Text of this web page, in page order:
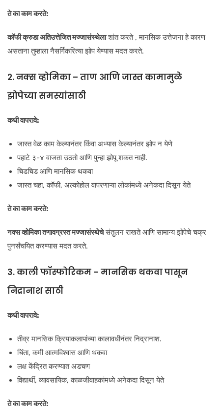
ते का काम करते:
कॉफी क्रुडाअतिउत्तेजित मज्जासंस्थेलाशांत करते , मानसिक उत्तेजना हे कारण
असताना तुम्हाला नैसर्गिकरित्या झोप येण्यास मदत करते.
२. नक्स व्होमिका – ताण आणि जास्त कामामुळे
झोपेच्या समस्यांसाठी
कधी वापरावे:
जास्त वेळ काम केल्यानंतर किंवा अभ्यास केल्यानंतर झोप न येणे
पहाटे ३-४ वाजता उठतो आणि पुन्हा झोपू शकत नाही.
चिडचिड आणि मानसिक थकवा
जास्त चहा, कॉफी, अल्कोहोल वापरणाऱ्या लोकांमध्ये अनेकदा दिसून येते
ते का काम करते:
नक्स व्होमिकातणावग्रस्त मज्जासंस्थेचेसंतुलन राखते आणि सामान्य झोपेचे चक्र
पुनर्संचयित करण्यास मदत करते.
3. काली फॉस्फोरिकम – मानसिक थकवा पासून
निद्रानाश साठी
कधी वापरावे:
तीव्र मानसिक क्रियाकलापांच्या कालावधीनंतर निद्रानाश.
चिंता, कमी आत्मविश्वास आणि थकवा
लक्ष केंद्रित करण्यात अडचण
विद्यार्थी, व्यावसायिक, काळजीवाहकांमध्ये अनेकदा दिसून येते
ते का काम करते: